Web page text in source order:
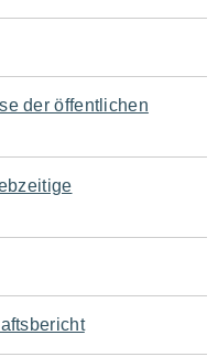
der öffentlichen